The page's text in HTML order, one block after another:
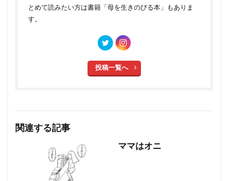
とめて読みたい方は書籍「母を生きのびる本」もありま
す。
投稿一覧へ
関連する記事
ママはオニ